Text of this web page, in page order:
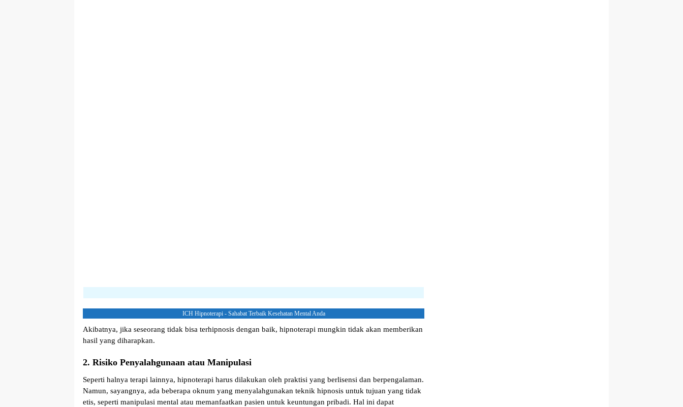
ICH Hipnoterapi - Sahabat Terbaik Kesehatan Mental Anda
Akibatnya, jika seseorang tidak bisa terhipnosis dengan baik, hipnoterapi mungkin tidak akan memberikan
hasil yang diharapkan.
2. Risiko Penyalahgunaan atau Manipulasi
Seperti halnya terapi lainnya, hipnoterapi harus dilakukan oleh praktisi yang berlisensi dan berpengalaman.
Namun, sayangnya, ada beberapa oknum yang menyalahgunakan teknik hipnosis untuk tujuan yang tidak
etis, seperti manipulasi mental atau memanfaatkan pasien untuk keuntungan pribadi. Hal ini dapat